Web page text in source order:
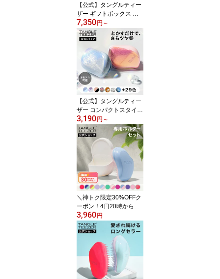
【公式】タングルティー
ザー ギフトボックス セ
ット コンパクトスタイラ
ー ザ・アルティメットデ
ィタングラー ヘアブラシ
ギフトセット 正規品
7,350 円 ～
【公式】タングルティー
ザー コンパクトスタイラ
ー ヘアブラシ 正規品
3,190 円 ～
＼神トク限定30%OFFク
ーポン！4日20時から／
【公式】タングルティー
ザー ホルダーセット 公
式 正規品 ヘアブラシ ス
タンド TANGLE TEEZER
HOLDER
3,960 円